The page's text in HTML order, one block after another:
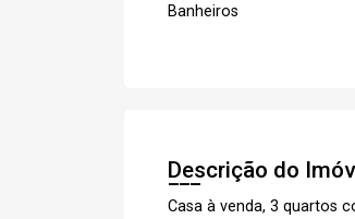
Banheiros
Descrição do
Casa à venda, 3 quartos